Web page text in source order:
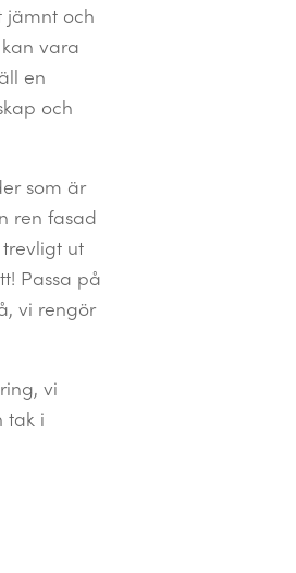
jämnt och
vara
en
och
som är
ren fasad
ut
Passa på
vi rengör
vi
tak i